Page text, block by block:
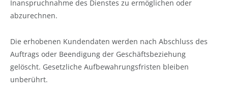
Inanspruchnahme des Dienstes zu ermöglichen oder
abzurechnen.
Die erhobenen Kundendaten werden nach Abschluss des
Auftrags oder Beendigung der Geschäftsbeziehung
gelöscht. Gesetzliche Aufbewahrungsfristen bleiben
unberührt.